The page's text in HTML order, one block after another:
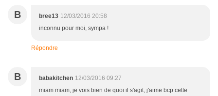
B bree13 12/03/2016 20:58
inconnu pour moi, sympa !
Répondre
B babakitchen 12/03/2016 09:27
miam miam, je vois bien de quoi il s'agit, j'aime bcp cette